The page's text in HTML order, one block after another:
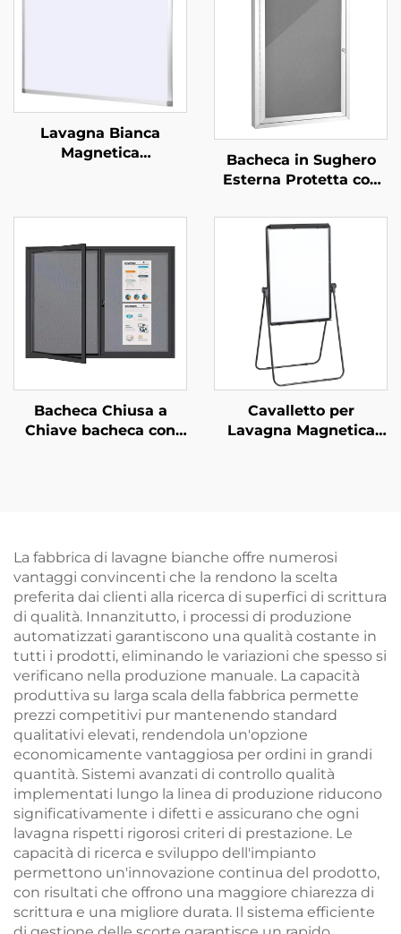
Lavagna Bianca
Magnetica
Bacheca in Sughero
Esterna Protetta con
Telaio in Alluminio,
Bacheca Impermeabile
in Sughero, Lavagna in
Sughero
Bacheca Chiusa a
Chiave bacheca con
Cavalletto per
Lavagna Magnetica
La fabbrica di lavagne bianche offre numerosi
vantaggi convincenti che la rendono la scelta
preferita dai clienti alla ricerca di superfici di scrittura
di qualità. Innanzitutto, i processi di produzione
automatizzati garantiscono una qualità costante in
tutti i prodotti, eliminando le variazioni che spesso si
verificano nella produzione manuale. La capacità
produttiva su larga scala della fabbrica permette
prezzi competitivi pur mantenendo standard
qualitativi elevati, rendendola un'opzione
economicamente vantaggiosa per ordini in grandi
quantità. Sistemi avanzati di controllo qualità
implementati lungo la linea di produzione riducono
significativamente i difetti e assicurano che ogni
lavagna rispetti rigorosi criteri di prestazione. Le
capacità di ricerca e sviluppo dell'impianto
permettono un'innovazione continua del prodotto,
con risultati che offrono una maggiore chiarezza di
scrittura e una migliore durata. Il sistema efficiente